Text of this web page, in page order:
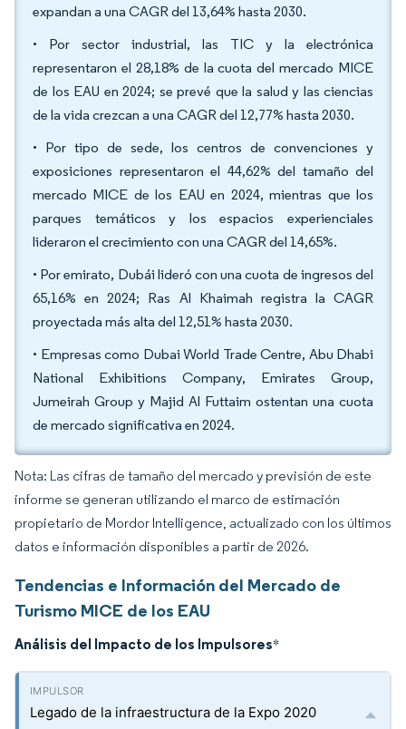
expandan a una CAGR del 13,64% hasta 2030.
• Por sector industrial, las TIC y la electrónica
representaron el 28,18% de la cuota del mercado MICE
de los EAU en 2024; se prevé que la salud y las ciencias
de la vida crezcan a una CAGR del 12,77% hasta 2030.
• Por tipo de sede, los centros de convenciones y
exposiciones representaron el 44,62% del tamaño del
mercado MICE de los EAU en 2024, mientras que los
parques temáticos y los espacios experienciales
lideraron el crecimiento con una CAGR del 14,65%.
• Por emirato, Dubái lideró con una cuota de ingresos del
65,16% en 2024; Ras Al Khaimah registra la CAGR
proyectada más alta del 12,51% hasta 2030.
• Empresas como Dubai World Trade Centre, Abu Dhabi
National Exhibitions Company, Emirates Group,
Jumeirah Group y Majid Al Futtaim ostentan una cuota
de mercado significativa en 2024.
Nota: Las cifras de tamaño del mercado y previsión de este
informe se generan utilizando el marco de estimación
propietario de Mordor Intelligence, actualizado con los últimos
datos e información disponibles a partir de 2026.
Tendencias e Información del Mercado de
Turismo MICE de los EAU
Análisis del Impacto de los Impulsores*
Legado de la infraestructura de la Expo 2020